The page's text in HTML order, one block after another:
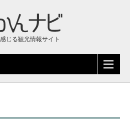
じる観光情報サイト